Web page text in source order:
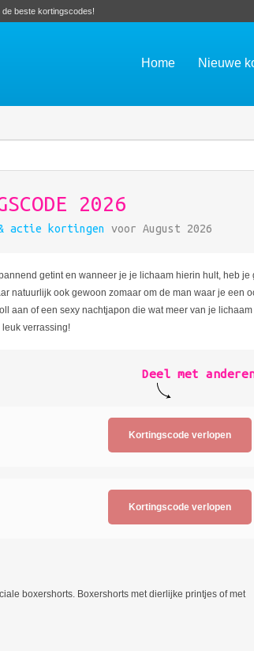
beste kortingscodes!
Home Nieuwe
2026
actie kortingen voor August 2026
getint en wanneer je je lichaam hierin hult, heb
natuurlijk ook gewoon zomaar om de man waar je een
aan of een sexy nachtjapon die wat meer van je
leuk verrassing!
Deel met
Kortingscode verlopen
Kortingscode verlopen
boxershorts. Boxershorts met dierlijke printjes of met